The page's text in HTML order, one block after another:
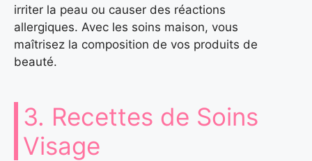
irriter la peau ou causer des réactions
allergiques. Avec les soins maison, vous
maîtrisez la composition de vos produits de
beauté.
3. Recettes de Soins
Visage